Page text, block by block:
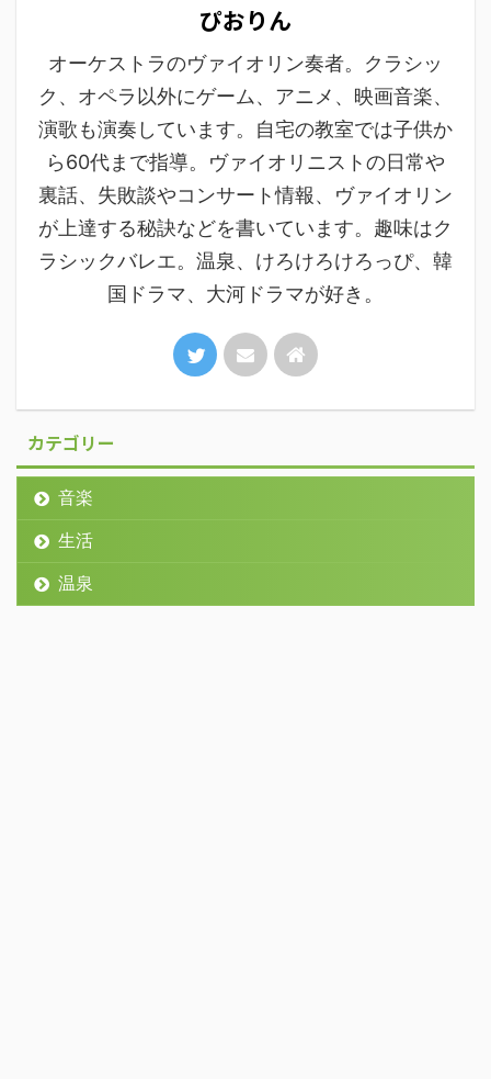
ぴおりん
オーケストラのヴァイオリン奏者。クラシッ
ク、オペラ以外にゲーム、アニメ、映画音楽、
演歌も演奏しています。自宅の教室では子供か
ら60代まで指導。ヴァイオリニストの日常や
裏話、失敗談やコンサート情報、ヴァイオリン
が上達する秘訣などを書いています。趣味はク
ラシックバレエ。温泉、けろけろけろっぴ、韓
国ドラマ、大河ドラマが好き。
カテゴリー
音楽
生活
温泉